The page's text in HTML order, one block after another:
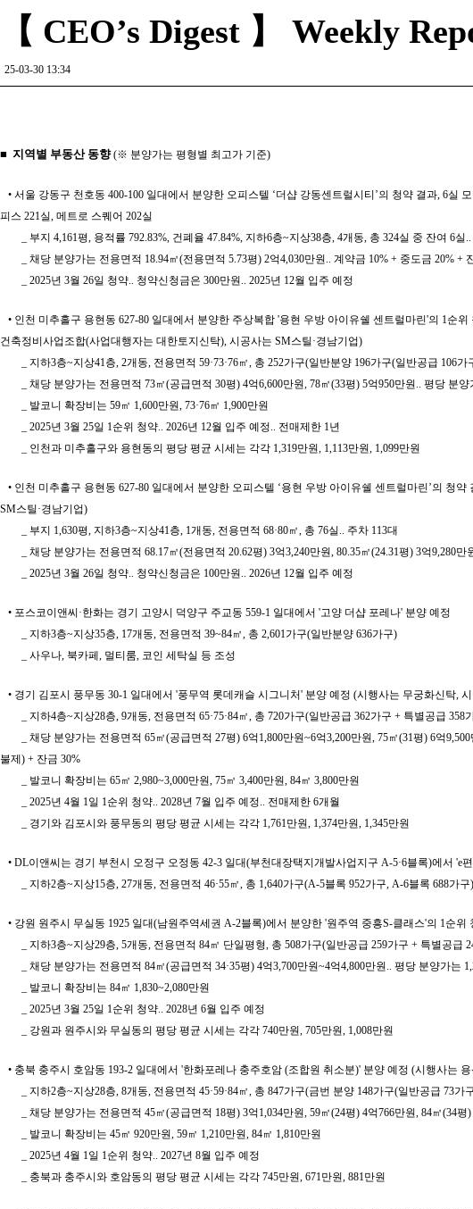
【 CEO’s Digest 】 Weekly
25-03-30 13:34
■ 지역별 부동산 동향(※ 분양가는 평형별 최고가 기준)
• 서울 강동구 천호동 400-100 일대에서 분양한 오피스텔 ‘더샵 강동센트럴시티’의 청약 결과, 6
피스 221실, 메트로 스퀘어 202실
_ 부지 4,161평, 용적률 792.83%, 건폐율 47.84%, 지하6층~지상38층, 4개동, 총 324실 중 잔여 6실
_ 채당 분양가는 전용면적 18.94㎡(전용면적 5.73평) 2억4,030만원.. 계약금 10% + 중도금 20% +
_ 2025년 3월 26일 청약.. 청약신청금은 300만원.. 2025년 12월 입주 예정
• 인천 미추홀구 용현동 627-80 일대에서 분양한 주상복합 '용현 우방 아이유쉘 센트럴마린'의 1순
건축정비사업조합(사업대행자는 대한토지신탁), 시공사는 SM스틸·경남기업)
_ 지하3층~지상41층, 2개동, 전용면적 59·73·76㎡, 총 252가구(일반분양 196가구(일반공급 106
_ 채당 분양가는 전용면적 73㎡(공급면적 30평) 4억6,600만원, 78㎡(33평) 5억950만원.. 평당
_ 발코니 확장비는 59㎡ 1,600만원, 73·76㎡ 1,900만원
_ 2025년 3월 25일 1순위 청약.. 2026년 12월 입주 예정.. 전매제한 1년
_ 인천과 미추홀구와 용현동의 평당 평균 시세는 각각 1,319만원, 1,113만원, 1,099만원
• 인천 미추홀구 용현동 627-80 일대에서 분양한 오피스텔 ‘용현 우방 아이유쉘 센트럴마린’의 청
SM스틸·경남기업)
_ 부지 1,630평, 지하3층~지상41층, 1개동, 전용면적 68·80㎡, 총 76실.. 주차 113대
_ 채당 분양가는 전용면적 68.17㎡(전용면적 20.62평) 3억3,240만원, 80.35㎡(24.31평) 3억9,280
_ 2025년 3월 26일 청약.. 청약신청금은 100만원.. 2026년 12월 입주 예정
• 포스코이앤씨·한화는 경기 고양시 덕양구 주교동 559-1 일대에서 '고양 더샵 포레나' 분양 예정
_ 지하3층~지상35층, 17개동, 전용면적 39~84㎡, 총 2,601가구(일반분양 636가구)
_ 사우나, 북카페, 멀티룸, 코인 세탁실 등 조성
• 경기 김포시 풍무동 30-1 일대에서 '풍무역 롯데캐슬 시그니처' 분양 예정 (시행사는 무궁화신탁,
_ 지하4층~지상28층, 9개동, 전용면적 65·75·84㎡, 총 720가구(일반공급 362가구 + 특별공급
_ 채당 분양가는 전용면적 65㎡(공급면적 27평) 6억1,800만원~6억3,200만원, 75㎡(31평) 6억
불제) + 잔금 30%
_ 발코니 확장비는 65㎡ 2,980~3,000만원, 75㎡ 3,400만원, 84㎡ 3,800만원
_ 2025년 4월 1일 1순위 청약.. 2028년 7월 입주 예정.. 전매제한 6개월
_ 경기와 김포시와 풍무동의 평당 평균 시세는 각각 1,761만원, 1,374만원, 1,345만원
• DL이앤씨는 경기 부천시 오정구 오정동 42-3 일대(부천대장택지개발사업지구 A-5·6블록)에서 'e
_ 지하2층~지상15층, 27개동, 전용면적 46·55㎡, 총 1,640가구(A-5블록 952가구, A-6블록 688가
• 강원 원주시 무실동 1925 일대(남원주역세권 A-2블록)에서 분양한 '원주역 중흥S-클래스'의 1순
_ 지하3층~지상29층, 5개동, 전용면적 84㎡ 단일평형, 총 508가구(일반공급 259가구 + 특별공급
_ 채당 분양가는 전용면적 84㎡(공급면적 34·35평) 4억3,700만원~4억4,800만원.. 평당 분양가
_ 발코니 확장비는 84㎡ 1,830~2,080만원
_ 2025년 3월 25일 1순위 청약.. 2028년 6월 입주 예정
_ 강원과 원주시와 무실동의 평당 평균 시세는 각각 740만원, 705만원, 1,008만원
• 충북 충주시 호암동 193-2 일대에서 '한화포레나 충주호암 (조합원 취소분)' 분양 예정 (시행사는
_ 지하2층~지상28층, 8개동, 전용면적 45·59·84㎡, 총 847가구(금번 분양 148가구(일반공급 73
_ 채당 분양가는 전용면적 45㎡(공급면적 18평) 3억1,034만원, 59㎡(24평) 4억766만원, 84㎡(34
_ 발코니 확장비는 45㎡ 920만원, 59㎡ 1,210만원, 84㎡ 1,810만원
_ 2025년 4월 1일 1순위 청약.. 2027년 8월 입주 예정
_ 충북과 충주시와 호암동의 평당 평균 시세는 각각 745만원, 671만원, 881만원